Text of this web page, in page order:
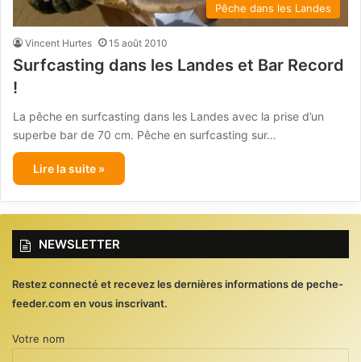
Pêche dans les Landes
Vincent Hurtes 15 août 2010
Surfcasting dans les Landes et Bar Record
!
La pêche en surfcasting dans les Landes avec la prise d’un
superbe bar de 70 cm. Pêche en surfcasting sur…
Lire la suite »
NEWSLETTER
Restez connecté et recevez les dernières informations de peche-
feeder.com en vous inscrivant.
Votre nom